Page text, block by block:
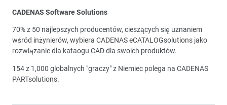
CADENAS Software Solutions
70% z 50 najlepszych producentów, cieszących się uznaniem
wśród inżynierów, wybiera CADENAS eCATALOGsolutions jako
rozwiązanie dla kataogu CAD dla swoich produktów.
154 z 1,000 globalnych "graczy" z Niemiec polega na CADENAS
PARTsolutions.